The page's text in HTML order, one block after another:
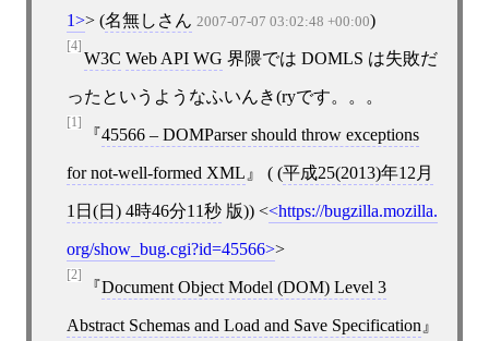
1 >(名無しさん 2007-07-07 03:02:48 +00:00)
[4]
W3C Web API WG 界隈では DOMLS は失敗だ
ったというようなふいんき(ryです。。。
[1]
45566 – DOMParser should throw exceptions
for not-well-formed XML ( (平成25(2013)年12月
1日(日) 4時46分11秒版)) < https://bugzilla.mozilla.
org/show_bug.cgi?id=45566 >
[2]
Document Object Model (DOM) Level 3
Abstract Schemas and Load and Save Specification